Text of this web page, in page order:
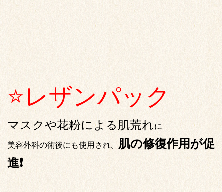
⭐️レザンパック
マスクや花粉による肌荒れに
美容外科の術後にも使用され、
肌の修復作用が促
進❗️